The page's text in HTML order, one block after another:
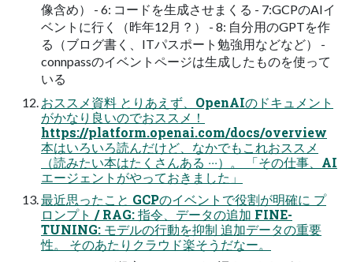
像含め） - 6: コードを⽣成させまくる - 7:GCPのAIイ
ベントに⾏く（昨年12⽉？） - 8: ⾃分⽤のGPTを作
る（ブログ書く、ITパスポート勉強⽤などなど） -
connpassのイベントページは⽣成したものを使って
いる
おススメ資料 とりあえず、OpenAIのドキュメント
がかなり良いのでおススメ！
https://platform.openai.com/docs/overview
本はいろいろ読んだけど、なかでもこれおススメ
（読みたい本はたくさんある ‧‧‧）。 「その仕事、AI
エージェントがやっておきました」
最近思ったこと GCPのイベントで役割が明確に プ
ロンプト / RAG: 指令、データの追加 FINE-
TUNING: モデルの⾏動を抑制 追加データの重要
性。 そのあたりクラウド楽そうだなー。